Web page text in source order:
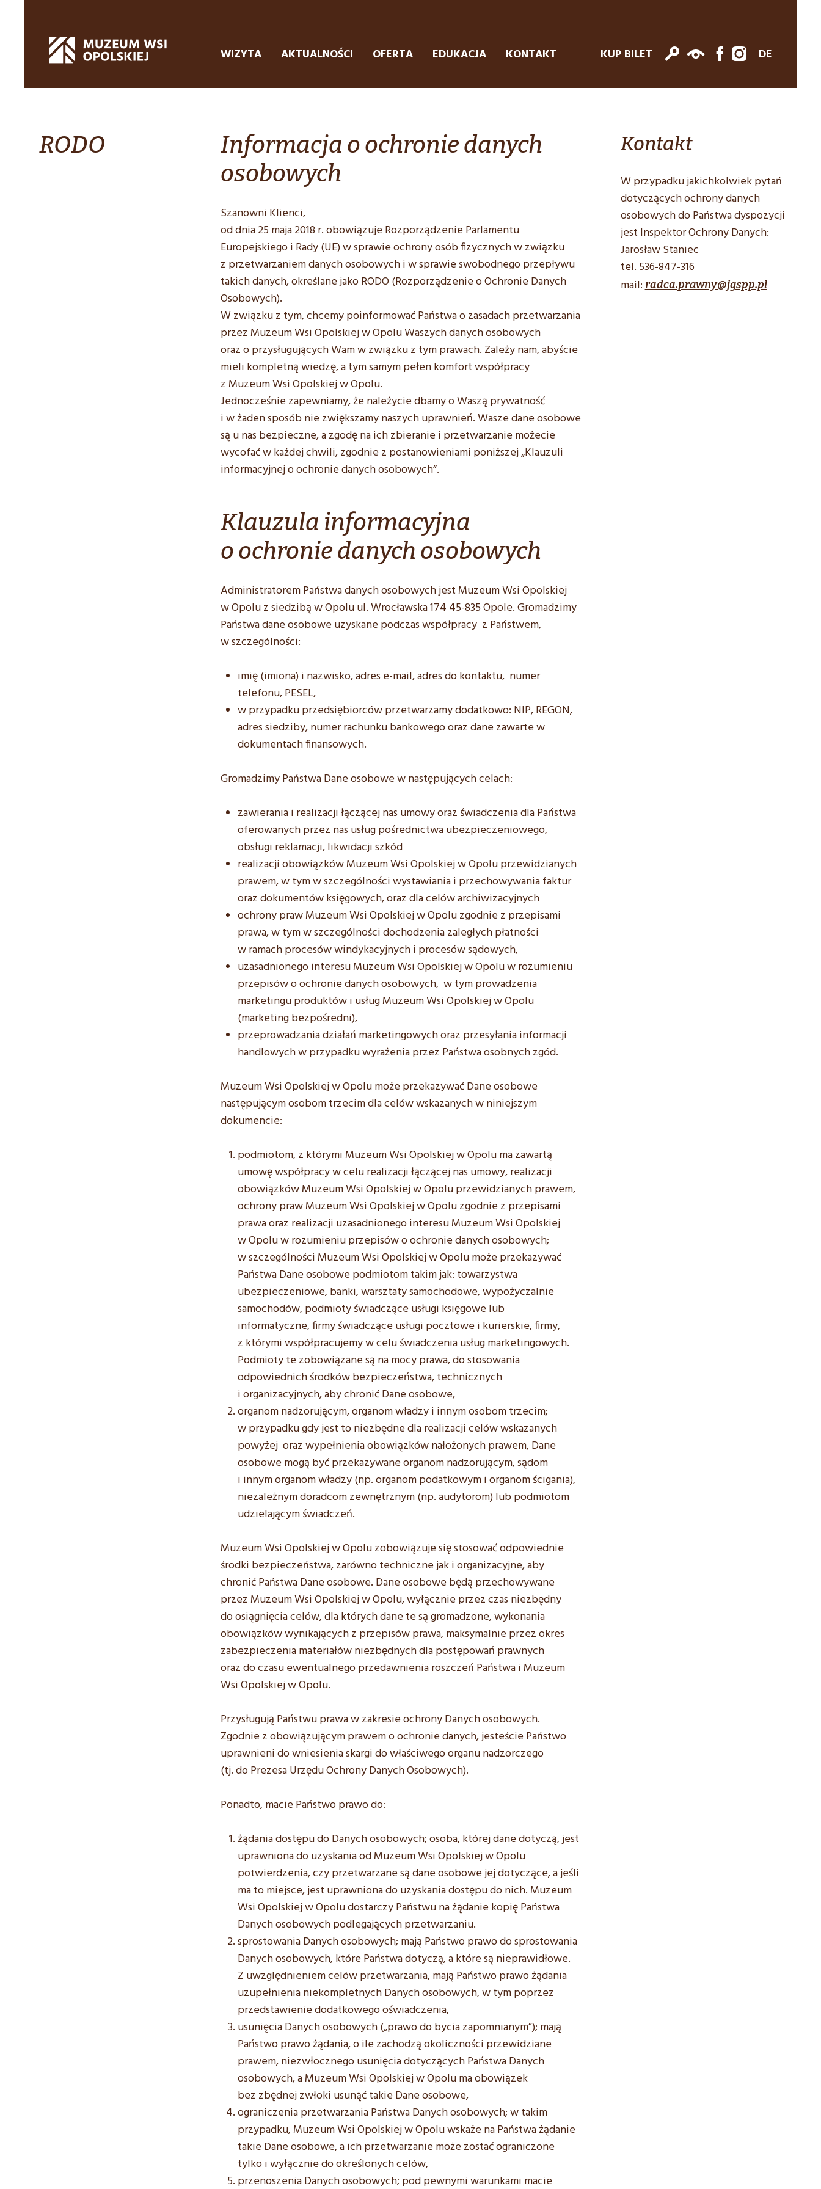
WIZYTA AKTUALNOŚCI OFERTA EDUKACJA KONTAKT KUP BILET DE
RODO
Informacja o ochronie danych
osobowych
Szanowni Klienci,
od dnia 25 maja 2018 r. obowiązuje Rozporządzenie Parlamentu
Europejskiego i Rady (UE) w sprawie ochrony osób fizycznych w związku
z przetwarzaniem danych osobowych i w sprawie swobodnego przepływu
takich danych, określane jako RODO (Rozporządzenie o Ochronie Danych
Osobowych).
W związku z tym, chcemy poinformować Państwa o zasadach przetwarzania
przez Muzeum Wsi Opolskiej w Opolu Waszych danych osobowych
oraz o przysługujących Wam w związku z tym prawach. Zależy nam, abyście
mieli kompletną wiedzę, a tym samym pełen komfort współpracy
z Muzeum Wsi Opolskiej w Opolu.
Jednocześnie zapewniamy, że należycie dbamy o Waszą prywatność
i w żaden sposób nie zwiększamy naszych uprawnień. Wasze dane osobowe
są u nas bezpieczne, a zgodę na ich zbieranie i przetwarzanie możecie
wycofać w każdej chwili, zgodnie z postanowieniami poniższej „Klauzuli
informacyjnej o ochronie danych osobowych”.
Klauzula informacyjna
o ochronie danych osobowych
Administratorem Państwa danych osobowych jest Muzeum Wsi Opolskiej
w Opolu z siedzibą w Opolu ul. Wrocławska 174 45-835 Opole. Gromadzimy
Państwa dane osobowe uzyskane podczas współpracy z Państwem,
w szczególności:
imię (imiona) i nazwisko, adres e-mail, adres do kontaktu, numer
telefonu, PESEL,
w przypadku przedsiębiorców przetwarzamy dodatkowo: NIP, REGON,
adres siedziby, numer rachunku bankowego oraz dane zawarte w
dokumentach finansowych.
Gromadzimy Państwa Dane osobowe w następujących celach:
zawierania i realizacji łączącej nas umowy oraz świadczenia dla Państwa
oferowanych przez nas usług pośrednictwa ubezpieczeniowego,
obsługi reklamacji, likwidacji szkód
realizacji obowiązków Muzeum Wsi Opolskiej w Opolu przewidzianych
prawem, w tym w szczególności wystawiania i przechowywania faktur
oraz dokumentów księgowych, oraz dla celów archiwizacyjnych
ochrony praw Muzeum Wsi Opolskiej w Opolu zgodnie z przepisami
prawa, w tym w szczególności dochodzenia zaległych płatności
w ramach procesów windykacyjnych i procesów sądowych,
uzasadnionego interesu Muzeum Wsi Opolskiej w Opolu w rozumieniu
przepisów o ochronie danych osobowych, w tym prowadzenia
marketingu produktów i usług Muzeum Wsi Opolskiej w Opolu
(marketing bezpośredni),
przeprowadzania działań marketingowych oraz przesyłania informacji
handlowych w przypadku wyrażenia przez Państwa osobnych zgód.
Muzeum Wsi Opolskiej w Opolu może przekazywać Dane osobowe
następującym osobom trzecim dla celów wskazanych w niniejszym
dokumencie:
podmiotom, z którymi Muzeum Wsi Opolskiej w Opolu ma zawartą
umowę współpracy w celu realizacji łączącej nas umowy, realizacji
obowiązków Muzeum Wsi Opolskiej w Opolu przewidzianych prawem,
ochrony praw Muzeum Wsi Opolskiej w Opolu zgodnie z przepisami
prawa oraz realizacji uzasadnionego interesu Muzeum Wsi Opolskiej
w Opolu w rozumieniu przepisów o ochronie danych osobowych;
w szczególności Muzeum Wsi Opolskiej w Opolu może przekazywać
Państwa Dane osobowe podmiotom takim jak: towarzystwa
ubezpieczeniowe, banki, warsztaty samochodowe, wypożyczalnie
samochodów, podmioty świadczące usługi księgowe lub
informatyczne, firmy świadczące usługi pocztowe i kurierskie, firmy,
z którymi współpracujemy w celu świadczenia usług marketingowych.
Podmioty te zobowiązane są na mocy prawa, do stosowania
odpowiednich środków bezpieczeństwa, technicznych
i organizacyjnych, aby chronić Dane osobowe,
organom nadzorującym, organom władzy i innym osobom trzecim;
w przypadku gdy jest to niezbędne dla realizacji celów wskazanych
powyżej oraz wypełnienia obowiązków nałożonych prawem, Dane
osobowe mogą być przekazywane organom nadzorującym, sądom
i innym organom władzy (np. organom podatkowym i organom ścigania),
niezależnym doradcom zewnętrznym (np. audytorom) lub podmiotom
udzielającym świadczeń.
Muzeum Wsi Opolskiej w Opolu zobowiązuje się stosować odpowiednie
środki bezpieczeństwa, zarówno techniczne jak i organizacyjne, aby
chronić Państwa Dane osobowe. Dane osobowe będą przechowywane
przez Muzeum Wsi Opolskiej w Opolu, wyłącznie przez czas niezbędny
do osiągnięcia celów, dla których dane te są gromadzone, wykonania
obowiązków wynikających z przepisów prawa, maksymalnie przez okres
zabezpieczenia materiałów niezbędnych dla postępowań prawnych
oraz do czasu ewentualnego przedawnienia roszczeń Państwa i Muzeum
Wsi Opolskiej w Opolu.
Przysługują Państwu prawa w zakresie ochrony Danych osobowych.
Zgodnie z obowiązującym prawem o ochronie danych, jesteście Państwo
uprawnieni do wniesienia skargi do właściwego organu nadzorczego
(tj. do Prezesa Urzędu Ochrony Danych Osobowych).
Ponadto, macie Państwo prawo do:
żądania dostępu do Danych osobowych; osoba, której dane dotyczą, jest
uprawniona do uzyskania od Muzeum Wsi Opolskiej w Opolu
potwierdzenia, czy przetwarzane są dane osobowe jej dotyczące, a jeśli
ma to miejsce, jest uprawniona do uzyskania dostępu do nich. Muzeum
Wsi Opolskiej w Opolu dostarczy Państwu na żądanie kopię Państwa
Danych osobowych podlegających przetwarzaniu.
sprostowania Danych osobowych; mają Państwo prawo do sprostowania
Danych osobowych, które Państwa dotyczą, a które są nieprawidłowe.
Z uwzględnieniem celów przetwarzania, mają Państwo prawo żądania
uzupełnienia niekompletnych Danych osobowych, w tym poprzez
przedstawienie dodatkowego oświadczenia,
usunięcia Danych osobowych („prawo do bycia zapomnianym”); mają
Państwo prawo żądania, o ile zachodzą okoliczności przewidziane
prawem, niezwłocznego usunięcia dotyczących Państwa Danych
osobowych, a Muzeum Wsi Opolskiej w Opolu ma obowiązek
bez zbędnej zwłoki usunąć takie Dane osobowe,
ograniczenia przetwarzania Państwa Danych osobowych; w takim
przypadku, Muzeum Wsi Opolskiej w Opolu wskaże na Państwa żądanie
takie Dane osobowe, a ich przetwarzanie może zostać ograniczone
tylko i wyłącznie do określonych celów,
przenoszenia Danych osobowych; pod pewnymi warunkami macie
Kontakt
W przypadku jakichkolwiek pytań
dotyczących ochrony danych
osobowych do Państwa dyspozycji
jest Inspektor Ochrony Danych:
Jarosław Staniec
tel. 536-847-316
mail:radca.prawny@jgspp.pl